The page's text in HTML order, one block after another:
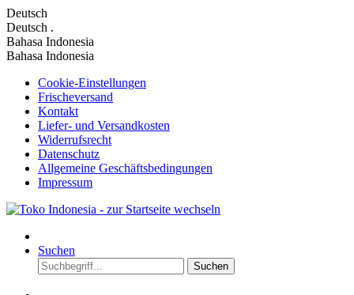
Deutsch
Deutsch .
Bahasa Indonesia
Bahasa Indonesia
Cookie-Einstellungen
Frischeversand
Kontakt
Liefer- und Versandkosten
Widerrufsrecht
Datenschutz
Allgemeine Geschäftsbedingungen
Impressum
Suchen
Suchen